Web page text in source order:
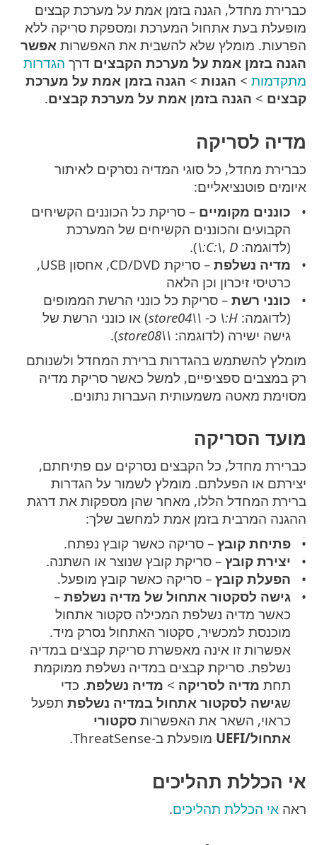
כברירת מחדל, הגנה בזמן אמת על מערכת קבצים
מופעלת בעת אתחול המערכת ומספקת סריקה ללא
הפרעות. מומלץ שלא להשבית את האפשרות אפשר
הגנה בזמן אמת על מערכת הקבצים דרך הגדרות
מתקדמות > הגנות > הגנה בזמן אמת על מערכת
קבצים > הגנה בזמן אמת על מערכת קבצים.
מדיה לסריקה
כברירת מחדל, כל סוגי המדיה נסרקים לאיתור
איומים פוטנציאליים:
כוננים מקומיים – סריקת כל הכוננים הקשיחים
הקבועים והכוננים הקשיחים של המערכת
(לדוגמה:
C:\, D:\
).
מדיה נשלפת
– סריקת CD/DVD, אחסון USB,
כרטיסי זיכרון וכן הלאה
כונני רשת – סריקת כל כונני הרשת הממופים
(לדוגמה:H:\ כ- \\store04
) או כונני הרשת של
גישה ישירה (לדוגמה: \\store08
).
מומלץ להשתמש בהגדרות ברירת המחדל ולשנותם
רק במצבים ספציפיים, למשל כאשר סריקת מדיה
מסוימת מאטה משמעותית העברות נתונים.
מועד הסריקה
כברירת מחדל, כל הקבצים נסרקים עם פתיחתם,
יצירתם או הפעלתם. מומלץ לשמור על הגדרות
ברירת המחדל הללו, מאחר שהן מספקות את דרגת
ההגנה המרבית בזמן אמת למחשב שלך:
פתיחת קובץ – סריקה כאשר קובץ נפתח.
יצירת קובץ – סריקת קובץ שנוצר או השתנה.
הפעלת קובץ – סריקה כאשר קובץ מופעל.
גישה לסקטור אתחול של מדיה נשלפת –
כאשר מדיה נשלפת המכילה סקטור אתחול
מוכנסת למכשיר, סקטור האתחול נסרק מיד.
אפשרות זו אינה מאפשרת סריקת קבצים במדיה
נשלפת. סריקת קבצים במדיה נשלפת ממוקמת
תחת מדיה לסריקה > מדיה נשלפת. כדי
שגישה לסקטור אתחול במדיה נשלפת תפעל
כראוי, השאר את האפשרותסקטורי
אתחול/UEFI
מופעלת ב-ThreatSense.
אי הכללת תהליכים
ראה אי הכללת תהליכים.